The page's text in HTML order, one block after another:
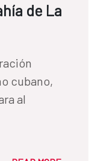
de La
cubano,
al